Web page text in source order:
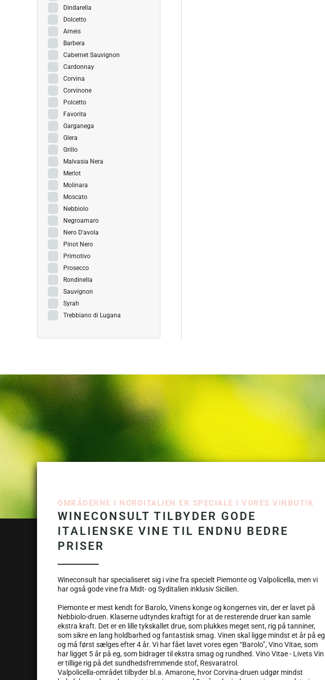
Dindarella
Dolcetto
Arneis
Barbera
Cabernet Sauvignon
Cardonnay
Corvina
Corvinone
Polcetto
Favorita
Garganega
Glera
Grillo
Malvasia Nera
Merlot
Molinara
Moscato
Nebbiolo
Negroamaro
Nero D'avola
Pinot Nero
Primotivo
Prosecco
Rondinella
Sauvignon
Syrah
Trebbiano di Lugana
OMRÅDERNE I NORDITALIEN ER SPECIALE I VORES VINBUTIK
WINECONSULT TILBYDER GODE
ITALIENSKE VINE TIL ENDNU BEDRE
PRISER
Wineconsult har specialiseret sig i vine fra specielt Piemonte og Valpolicella, men vi
har også gode vine fra Midt- og Syditalien inklusiv Sicilien.
Piemonte er mest kendt for Barolo, Vinens konge og kongernes vin, der er lavet på
Nebbiolo-druen. Klaserne udtyndes kraftigt for at de resterende druer kan samle
ekstra kraft. Det er en lille tykskallet drue, som plukkes meget sent, rig på tanniner,
som sikre en lang holdbarhed og fantastisk smag. Vinen skal ligge mindst et år på eg
og må først sælges efter 4 år. Vi har fået lavet vores egen “Barolo”, Vino Vitae, som
har ligget 5 år på eg, som bidrager til ekstra smag og rundhed. Vino Vitae - Livets Vin
er tillige rig på det sundhedsfremmende stof, Resvaratrol.
Valpolicella-området tilbyder bl.a. Amarone, hvor Corvina-druen udgør mindst